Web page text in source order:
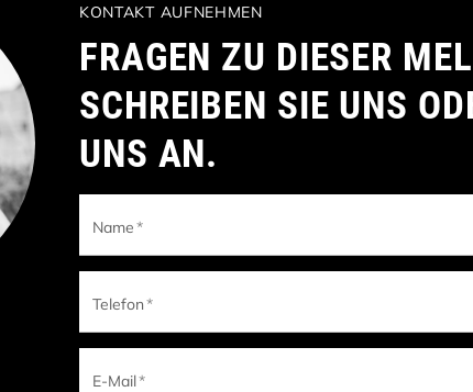
KONTAKT AUFNEHMEN
FRAGEN ZU DIESER
SCHREIBEN SIE UNS
UNS AN.
Name*
Telefon*
E-Mail*